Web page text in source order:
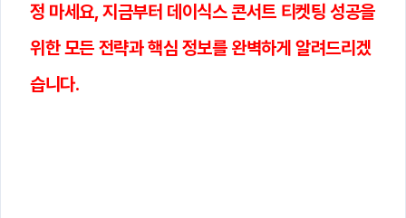
정 마세요, 지금부터 데이식스 콘서트 티켓팅 성공을
위한 모든 전략과 핵심 정보를 완벽하게 알려드리겠
습니다.